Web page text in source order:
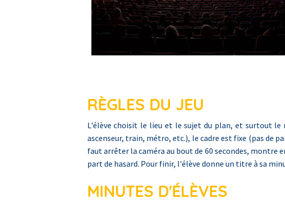
RÈGLES DU JEU
L'élève choisit le lieu et le sujet du plan, et surtout le
ascenseur, train, métro, etc.), le cadre est fixe (pas de
faut arrêter la caméra au bout de 60 secondes, montre
part de hasard. Pour finir, l'élève donne un titre à sa
MINUTES D'ÉLÈVES